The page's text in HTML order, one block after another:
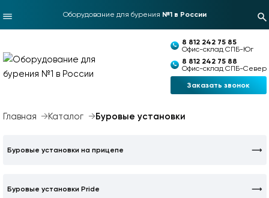
Оборудование для бурения №1 в России
8 812 242 75 85
Офис-склад СПБ-Юг
8 812 242 75 88
Офис-склад СПБ-Север
Заказать звонок
Главная Каталог Буровые установки
Буровые установки на прицепе
Буровые установки Pride